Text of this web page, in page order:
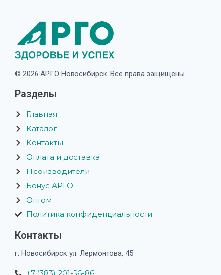
© 2026 АРГО Новосибирск. Все права защищены.
Разделы
Главная
Каталог
Контакты
Оплата и доставка
Производители
Бонус АРГО
Оптом
Политика конфиденциальности
Контакты
г. Новосибирск ул. Лермонтова, 45
+7 (383) 201-56-86